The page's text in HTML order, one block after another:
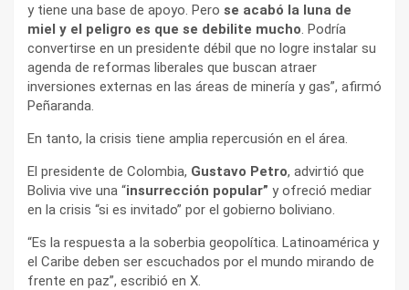
y tiene una base de apoyo. Pero se acabó la luna de
miel y el peligro es que se debilite mucho. Podría
convertirse en un presidente débil que no logre instalar su
agenda de reformas liberales que buscan atraer
inversiones externas en las áreas de minería y gas”, afirmó
Peñaranda.
En tanto, la crisis tiene amplia repercusión en el área.
El presidente de Colombia, Gustavo Petro, advirtió que
Bolivia vive una “insurrección popular” y ofreció mediar
en la crisis “si es invitado” por el gobierno boliviano.
“Es la respuesta a la soberbia geopolítica. Latinoamérica y
el Caribe deben ser escuchados por el mundo mirando de
frente en paz”, escribió en X.